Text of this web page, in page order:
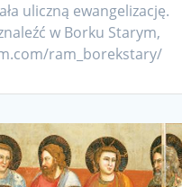
uliczną ewangelizację.
w Borku Starym,
ram_borekstary/